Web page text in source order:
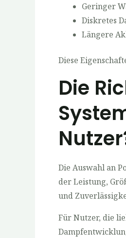
Geringer
Diskretes
Längere
Diese
Die
Die Auswahl an
der Leistung,
und
Für Nutzer, die